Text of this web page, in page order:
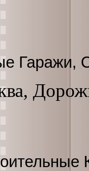
Гаражи,